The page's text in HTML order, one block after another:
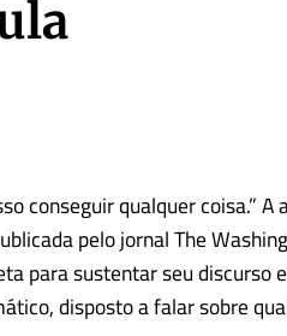
conseguir qualquer coisa.”
pelo jornal The
para sustentar seu discurso
disposto a falar sobre